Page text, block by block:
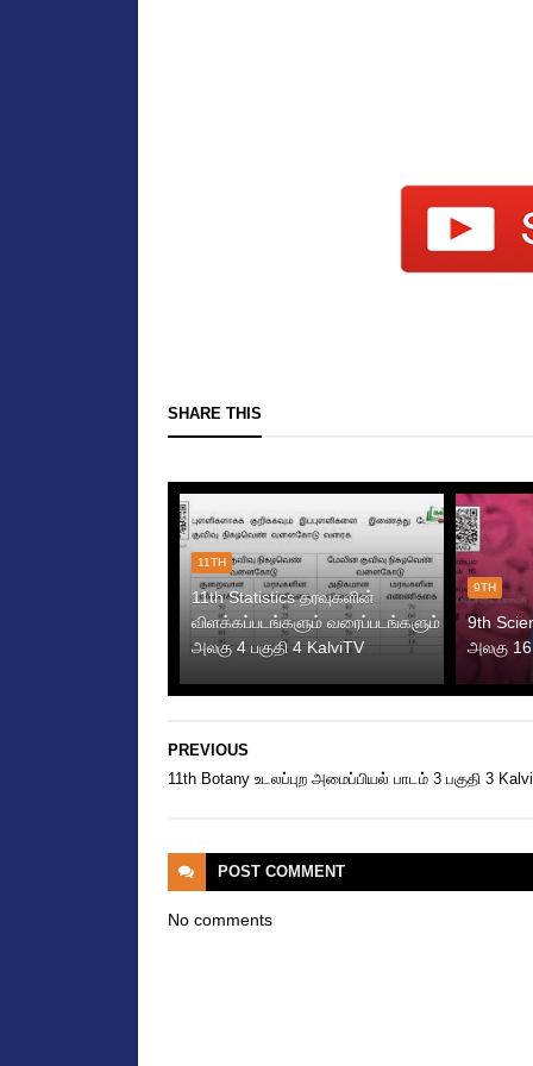
SHARE THIS
11TH
11th Statistics தரவுகளின்
விளக்கப்படங்களும் வரைப்படங்களும்
அலகு 4 பகுதி 4 KalviTV
9TH
9th
அலகு 16
PREVIOUS
11th Botany உடலப்புற அமைப்பியல் பாடம் 3 பகுதி 3
POST COMMENT
No comments